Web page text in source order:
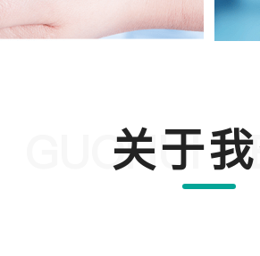
GUOHUI
关于